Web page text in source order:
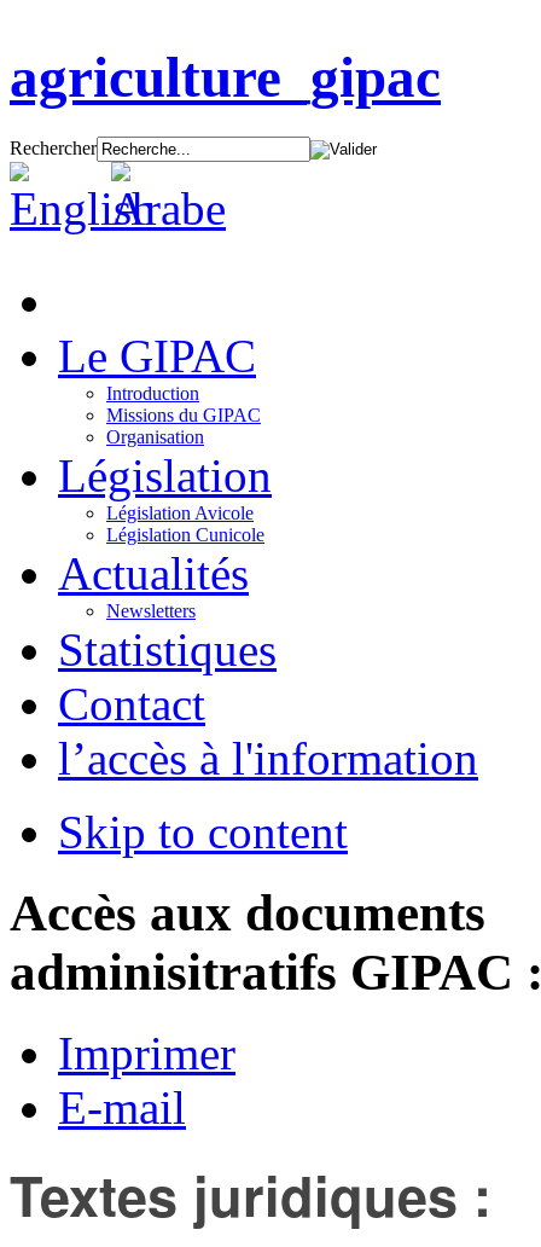
agriculture_gipac
Rechercher
Le GIPAC
Introduction
Missions du GIPAC
Organisation
Législation
Législation Avicole
Législation Cunicole
Actualités
Newsletters
Statistiques
Contact
l’accès à l'information
Skip to content
Accès aux documents
adminisitratifs GIPAC
Imprimer
E-mail
Textes juridiques :